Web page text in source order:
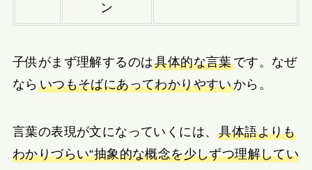
ン
子供がまず理解するのは具体的な言葉です。なぜ
なら いつもそばにあってわかりやすいから。
言葉の表現が文になっていくには、具体語よりも
わかりづらい“抽象的な概念を少しずつ理解してい